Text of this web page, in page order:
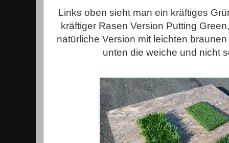
Links oben sieht man ein kräftiges
kräftiger Rasen Version Putting
natürliche Version mit leichten
unten die weiche und nicht